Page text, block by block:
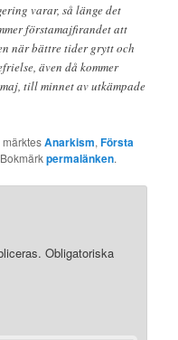
varar, så länge det
förstamajfirandet att
när bättre tider grytt och
även då kommer
till minnet av utkämpade
märktesAnarkism,Första
permalänken.
Obligatoriska